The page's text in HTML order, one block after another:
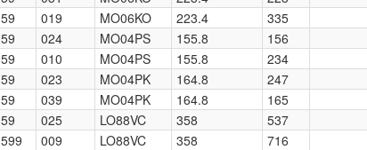
59 019 MO06KO 223.4
335
59 024 MO04PS 155.8
156
59 010 MO04PS 155.8
234
59 023 MO04PK 164.8
247
59 039 MO04PK 164.8
165
59 025 LO88VC 358
537
599 009 LO88VC 358
716